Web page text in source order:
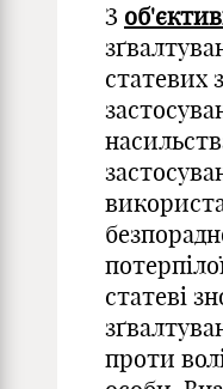
З
статевих
статеві
проти